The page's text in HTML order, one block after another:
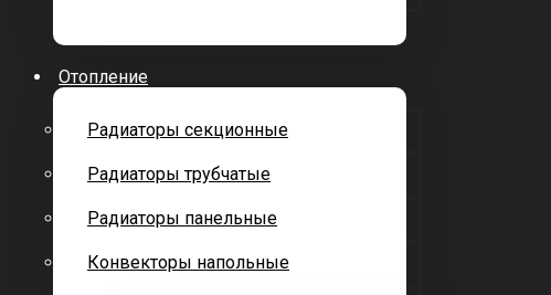
Отопление
Радиаторы секционные
Радиаторы трубчатые
Радиаторы панельные
Конвекторы напольные